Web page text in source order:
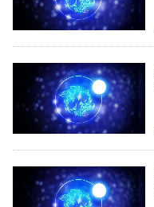
事
欄
訂
閱
區